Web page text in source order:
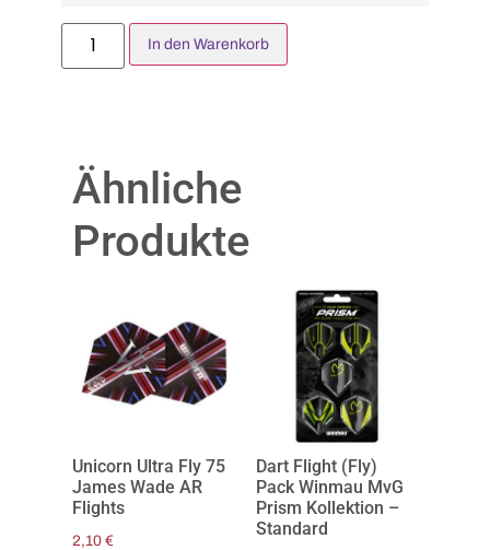
In den Warenkorb
Ähnliche
Produkte
Unicorn Ultra Fly 75
James Wade AR
Flights
2,10 €
Dart Flight (Fly)
Pack Winmau MvG
Prism Kollektion –
Standard